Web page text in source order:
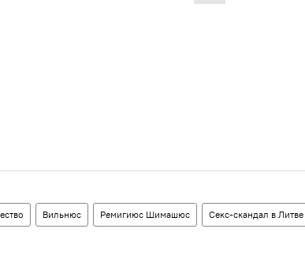
Вильнюс Ремигиюс Шимашюс Секс-скандал в Литве